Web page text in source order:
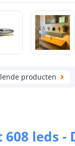
producten
leds -